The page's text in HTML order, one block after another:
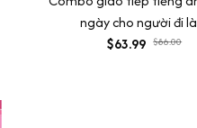
ngày cho người đi
(Mastering English Từ
$63.99 $86.00